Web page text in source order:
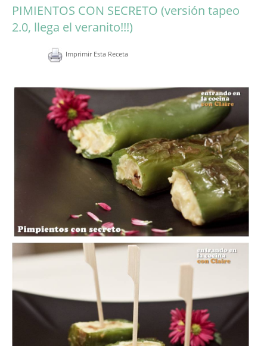
PIMIENTOS CON SECRETO (versión tapeo
2.0, llega el veranito!!!)
Imprimir Esta Receta